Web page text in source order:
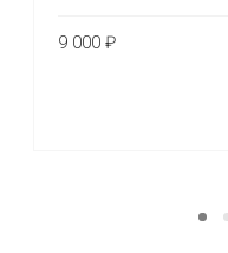
9 000₽